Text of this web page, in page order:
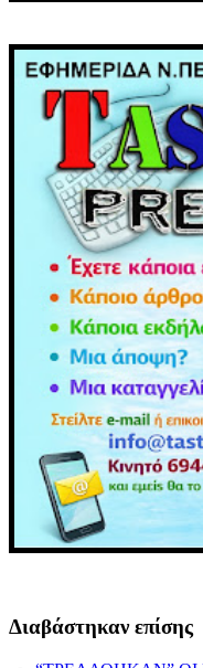
Διαβάστηκαν επίσης